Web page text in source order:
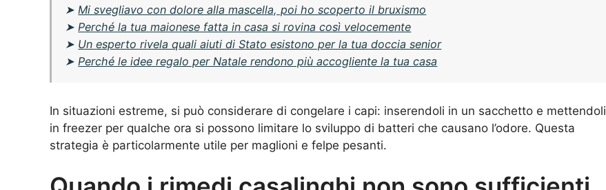
➤ Mi svegliavo con dolore alla mascella, poi ho scoperto il bruxismo
➤ Perché la tua maionese fatta in casa si rovina così velocemente
➤ Un esperto rivela quali aiuti di Stato esistono per la tua doccia senior
➤ Perché le idee regalo per Natale rendono più accogliente la tua casa
In situazioni estreme, si può considerare di congelare i capi: inserendoli in un sacchetto e mettendoli
in freezer per qualche ora si possono limitare lo sviluppo di batteri che causano l’odore. Questa
strategia è particolarmente utile per maglioni e felpe pesanti.